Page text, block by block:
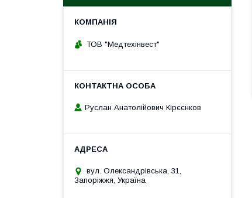
ТОВ "Медтехінвест"
Руслан Анатолійович Кірєєнков
вул. Олександрівська, 31,
Запоріжжя, Україна